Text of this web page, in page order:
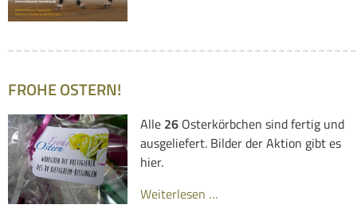
FROHE OSTERN!
Alle 26 Osterkörbchen sind fertig und
ausgeliefert. Bilder der Aktion gibt es
hier.
Weiterlesen …